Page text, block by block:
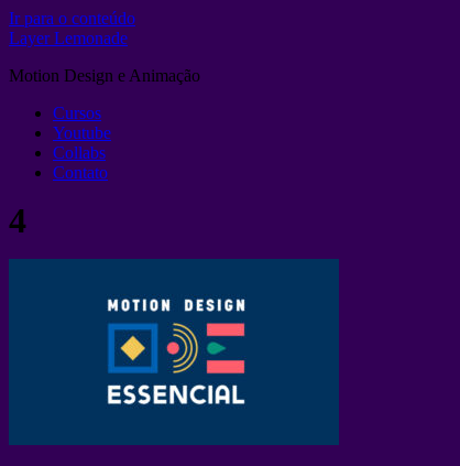
Ir para o conteúdo
Layer Lemonade
Motion Design e Animação
Cursos
Youtube
Collabs
Contato
4